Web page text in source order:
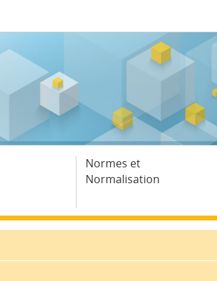
Normes et
Normalisation